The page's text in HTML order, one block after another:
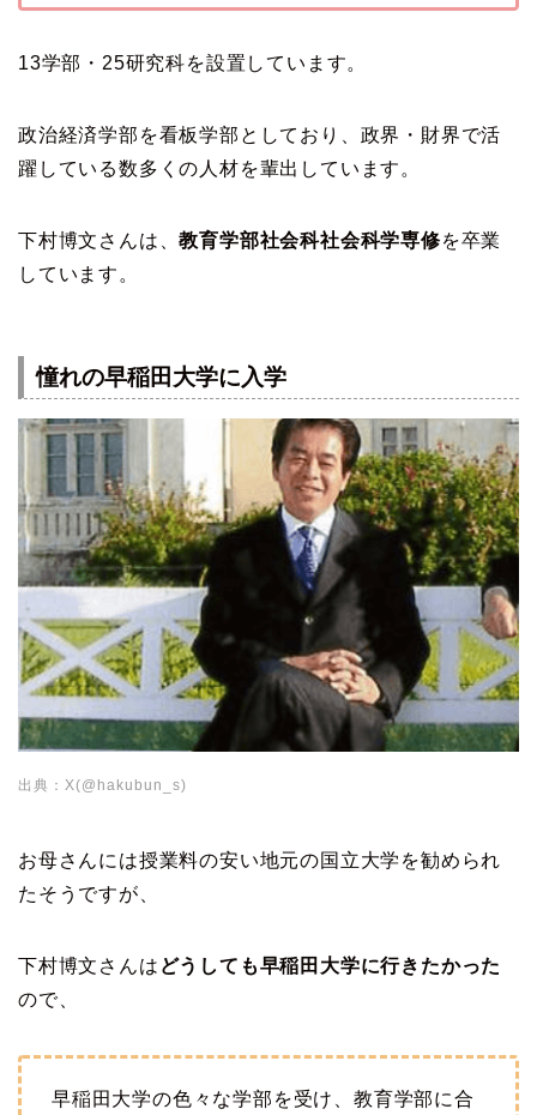
13学部・25研究科を設置しています。
政治経済学部を看板学部としており、政界・財界で活
躍している数多くの人材を輩出しています。
下村博文さんは、教育学部社会科社会科学専修を卒業
しています。
憧れの早稲田大学に入学
出典：X(@hakubun_s)
お母さんには授業料の安い地元の国立大学を勧められ
たそうですが、
下村博文さんは どうしても早稲田大学に行きたかった
ので、
早稲田大学の色々な学部を受け、教育学部に合